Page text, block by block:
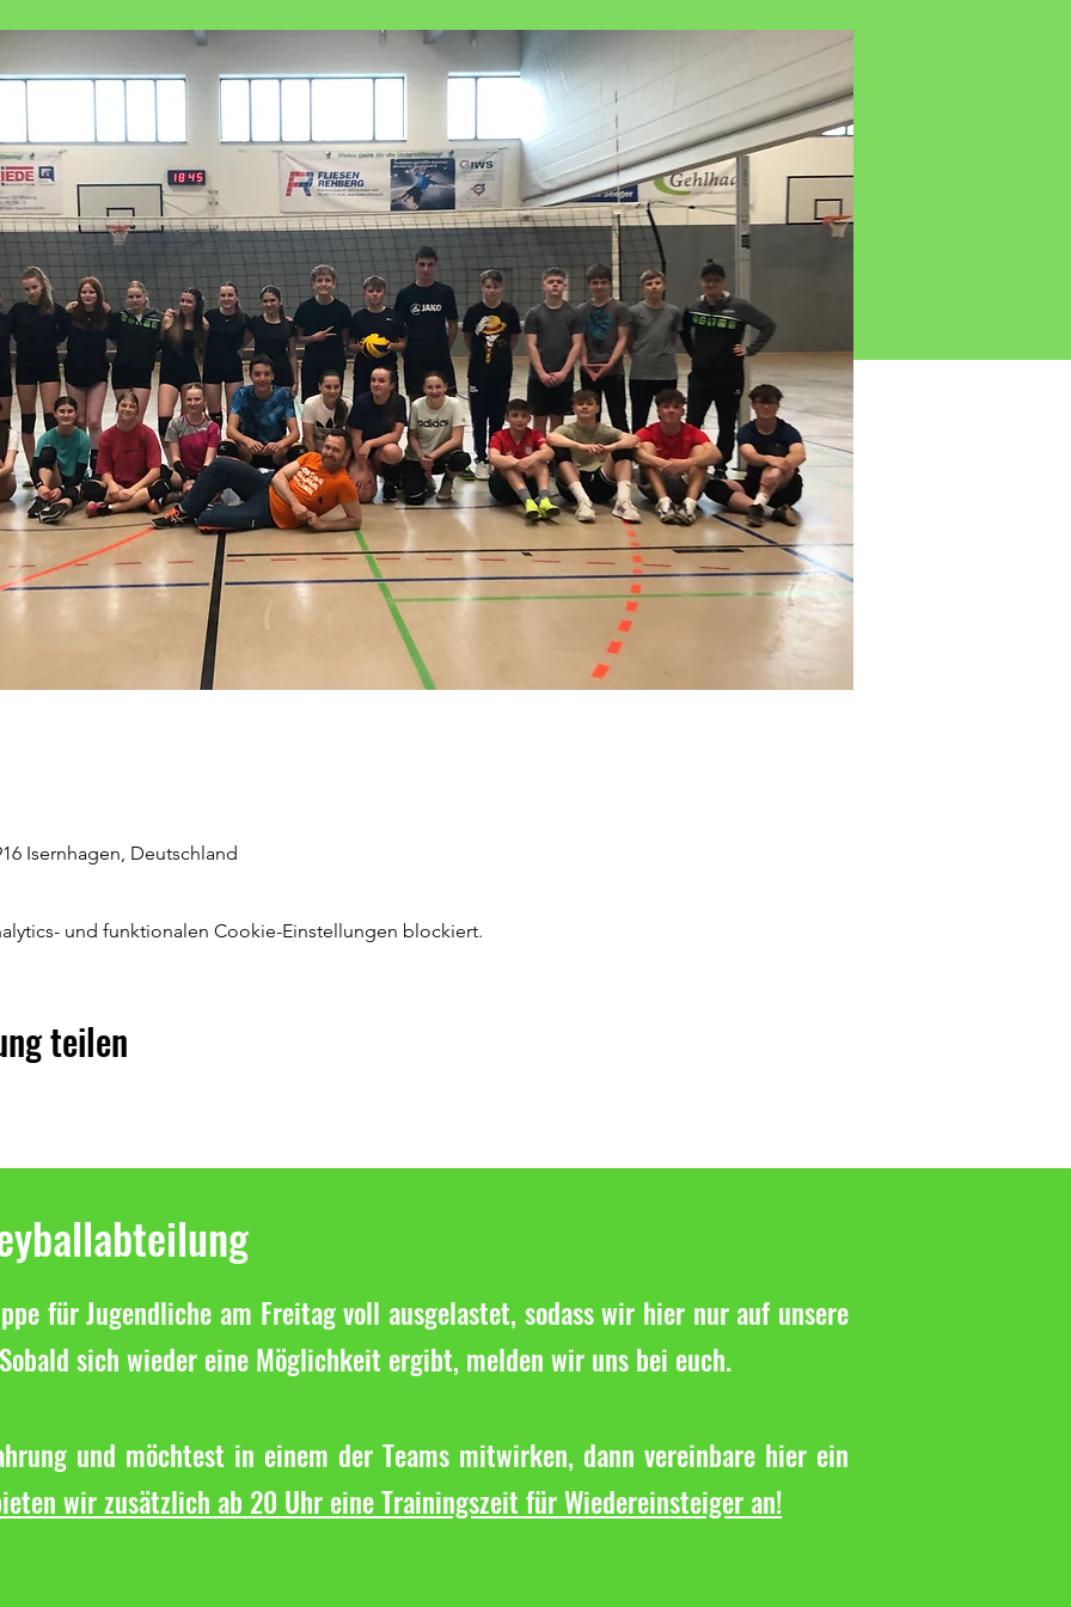
Isernhagen, Deutschland
und funktionalen Cookie-Einstellungen blockiert.
teilen
für Jugendliche am Freitag voll ausgelastet, sodass wir hier nur auf unsere
sich wieder eine Möglichkeit ergibt, melden wir uns bei euch.
und möchtest in einem der Teams mitwirken, dann vereinbare hier ein
wir zusätzlich ab 20 Uhr eine Trainingszeit für Wiedereinsteiger an!